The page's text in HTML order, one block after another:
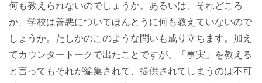
何も教えられないのでしょうか。あるいは、それどころ
か、学校は善悪についてほんとうに何も教えていないので
しょうか。たしかのこのような問いも成り立ちます。加え
てカウンタートークで出たことですが、「事実」を教える
と言ってもそれが編集されて、提供されてしまうのは不可